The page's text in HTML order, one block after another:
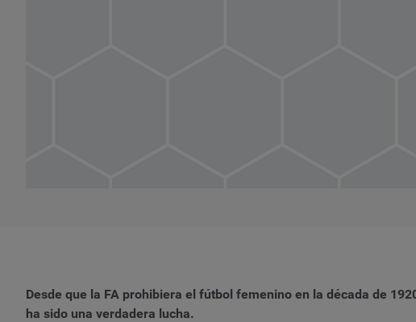
Desde que la FA prohibiera el fútbol femenino en la década de
ha sido una verdadera lucha.